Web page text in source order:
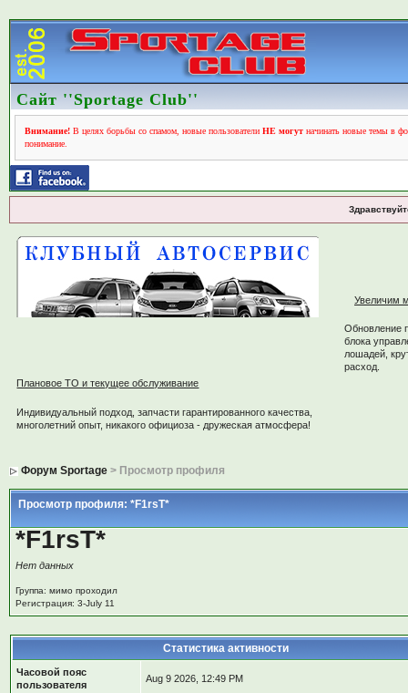
Сайт ''Sportage Club''
Внимание!В целях борьбы со спамом, новые пользователи НЕ могутначинать новые темы в
понимание.
Плановое ТО и текущее обслуживание
Индивидуальный подход, запчасти гарантированного качества,
многолетний опыт, никакого официоза - дружеская атмосфера!
Увеличим
Обновление
блока
лошадей,
расход.
Форум Sportage> Просмотр профиля
Просмотр профиля: *F1rsT*
*F1rsT*
Нет данных
Группа: мимо проходил
Регистрация: 3-July 11
Статистика активности
Часовой пояс
пользователя
Aug 9 2026, 12:49 PM